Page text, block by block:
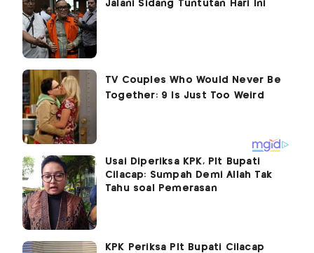
Jalani Sidang Tuntutan Hari Ini
Usai Diperiksa KPK, Plt Bupati
Cilacap: Sumpah Demi Allah Tak
Tahu soal Pemerasan
KPK Periksa Plt Bupati Cilacap